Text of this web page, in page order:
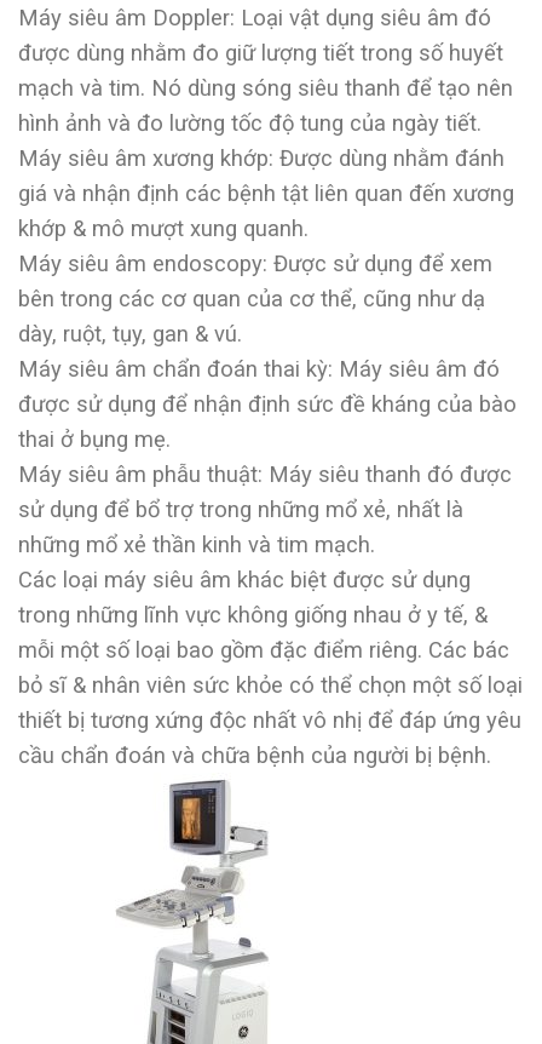
Máy siêu âm Doppler: Loại vật dụng siêu âm đó
được dùng nhằm đo giữ lượng tiết trong số huyết
mạch và tim. Nó dùng sóng siêu thanh để tạo nên
hình ảnh và đo lường tốc độ tung của ngày tiết.
Máy siêu âm xương khớp: Được dùng nhằm đánh
giá và nhận định các bệnh tật liên quan đến xương
khớp & mô mượt xung quanh.
Máy siêu âm endoscopy: Được sử dụng để xem
bên trong các cơ quan của cơ thể, cũng như dạ
dày, ruột, tụy, gan & vú.
Máy siêu âm chẩn đoán thai kỳ: Máy siêu âm đó
được sử dụng để nhận định sức đề kháng của bào
thai ở bụng mẹ.
Máy siêu âm phẫu thuật: Máy siêu thanh đó được
sử dụng để bổ trợ trong những mổ xẻ, nhất là
những mổ xẻ thần kinh và tim mạch.
Các loại máy siêu âm khác biệt được sử dụng
trong những lĩnh vực không giống nhau ở y tế, &
mỗi một số loại bao gồm đặc điểm riêng. Các bác
bỏ sĩ & nhân viên sức khỏe có thể chọn một số loại
thiết bị tương xứng độc nhất vô nhị để đáp ứng yêu
cầu chẩn đoán và chữa bệnh của người bị bệnh.